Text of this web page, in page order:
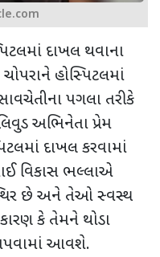
દાખલ થવાના
હોસ્પિટલમાં
પગલા તરીકે
અભિનેતા પ્રેમ
દાખલ કરવામાં
વિકાસ ભલ્લાએ
છે અને તેઓ સ્વસ્થ
કારણ કે તેમને થોડા
આવશે.